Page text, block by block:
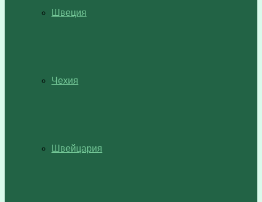
Швеция
Чехия
Швейцария